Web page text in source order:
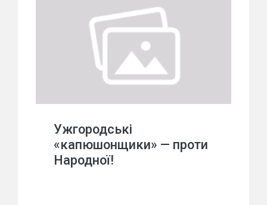
Ужгородські
«капюшонщики» — проти
Народної!